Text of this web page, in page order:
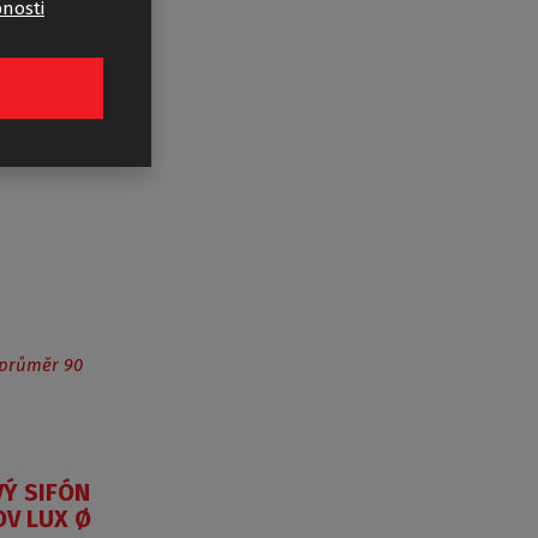
SIFÓN
LUX Ø